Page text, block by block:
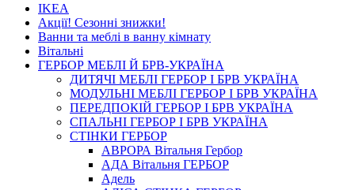
IKEA
Акції! Сезонні знижки!
Ванни та меблі в ванну кімнату
Вітальні
ГЕРБОР МЕБЛІ Й БРВ-УКРАЇНА
ДИТЯЧІ МЕБЛІ ГЕРБОР І БРВ УКРАЇНА
МОДУЛЬНІ МЕБЛІ ГЕРБОР І БРВ УКРАЇНА
ПЕРЕДПОКІЙ ГЕРБОР І БРВ УКРАЇНА
СПАЛЬНІ ГЕРБОР І БРВ УКРАЇНА
СТІНКИ ГЕРБОР
АВРОРА Вітальня Гербор
АДА Вітальня ГЕРБОР
Адель